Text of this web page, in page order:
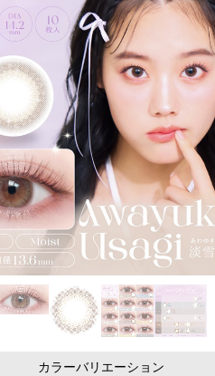
カラーバリエーション